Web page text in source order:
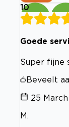
10
Goede
Super fijne
Beveelt
25
M.